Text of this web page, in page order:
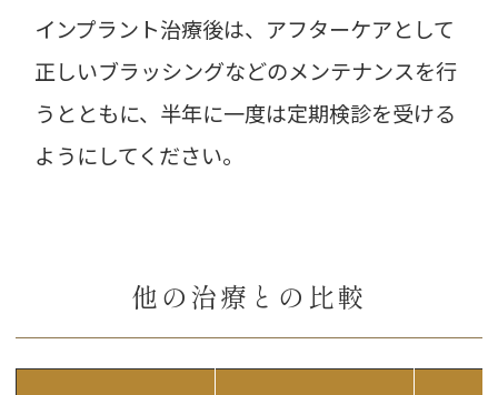
インプラント治療後は、アフターケアとして
正しいブラッシングなどのメンテナンスを行
うとともに、半年に一度は定期検診を受ける
ようにしてください。
他の治療との比較